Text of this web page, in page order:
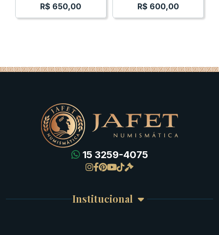
R$ 650,00 R$ 600,00
15 3259-4075
Institucional
Meus Pedidos
Carrinho de Compra
Gregas
Byzantinas
Bíblicas